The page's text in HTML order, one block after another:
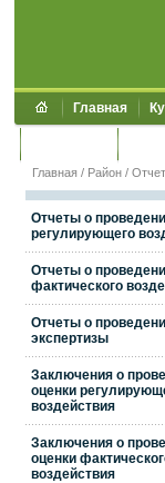
Главная
Главная / Район /
Отчеты о
регулирующего
Отчеты о
фактического
Отчеты о
экспертизы
Заключения о
оценки
воздействия
Заключения о
оценки
воздействия